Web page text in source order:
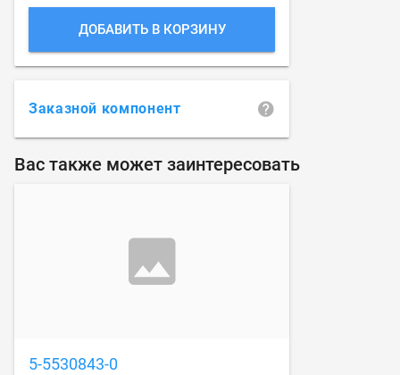
ДОБАВИТЬ В КОРЗИНУ
Заказной компонент
Вас также может заинтересовать
5-5530843-0